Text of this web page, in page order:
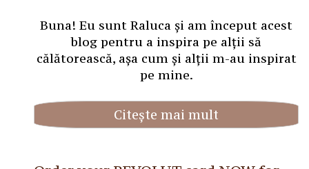
Buna! Eu sunt Raluca și am început acest
blog pentru a inspira pe alții să
călătorească, așa cum și alții m-au inspirat
pe mine.
Citește mai mult